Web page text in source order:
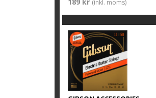
(inkl. moms)